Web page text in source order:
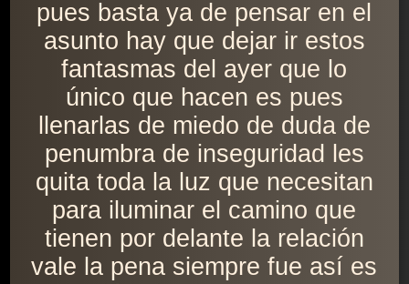
pues basta ya de pensar en el
asunto hay que dejar ir estos
fantasmas del ayer que lo
único que hacen es pues
llenarlas de miedo de duda de
penumbra de inseguridad les
quita toda la luz que necesitan
para iluminar el camino que
tienen por delante la relación
vale la pena siempre fue así es